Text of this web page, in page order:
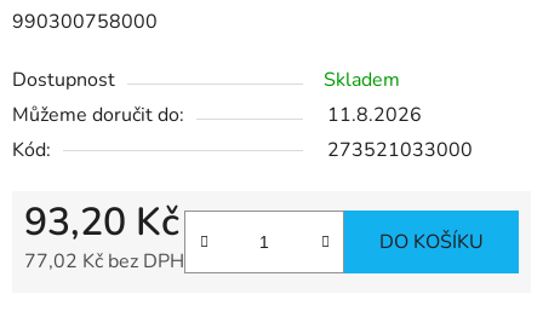
990300758000
Dostupnost
Skladem
Můžeme doručit do:
11.8.2026
Kód:
273521033000
93,20 Kč
77,02 Kč bez DPH
DO KOŠÍKU